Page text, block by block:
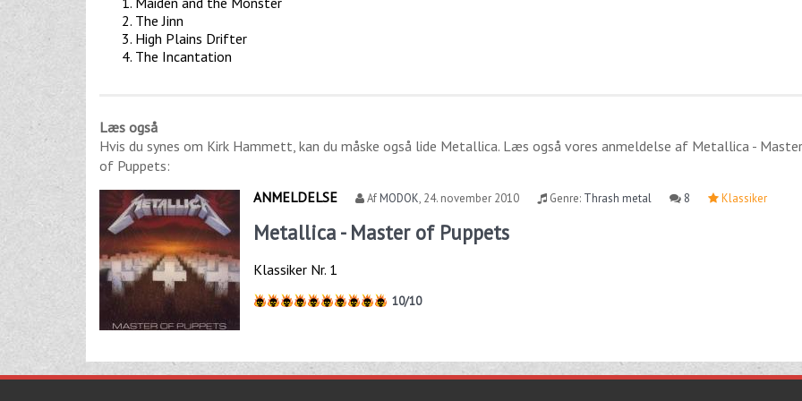
The Jinn
High Plains Drifter
The Incantation
Læs også
Hvis du synes om Kirk Hammett , kan du måske også lide Metallica. Læs også vores anmeldelse af Metallica - Master
of Puppets:
ANMELDELSE
AfMODOK, 24. november 2010 Genre: Thrash metal 8 Klassiker
Metallica - Master of Puppets
Klassiker Nr. 1
10/10